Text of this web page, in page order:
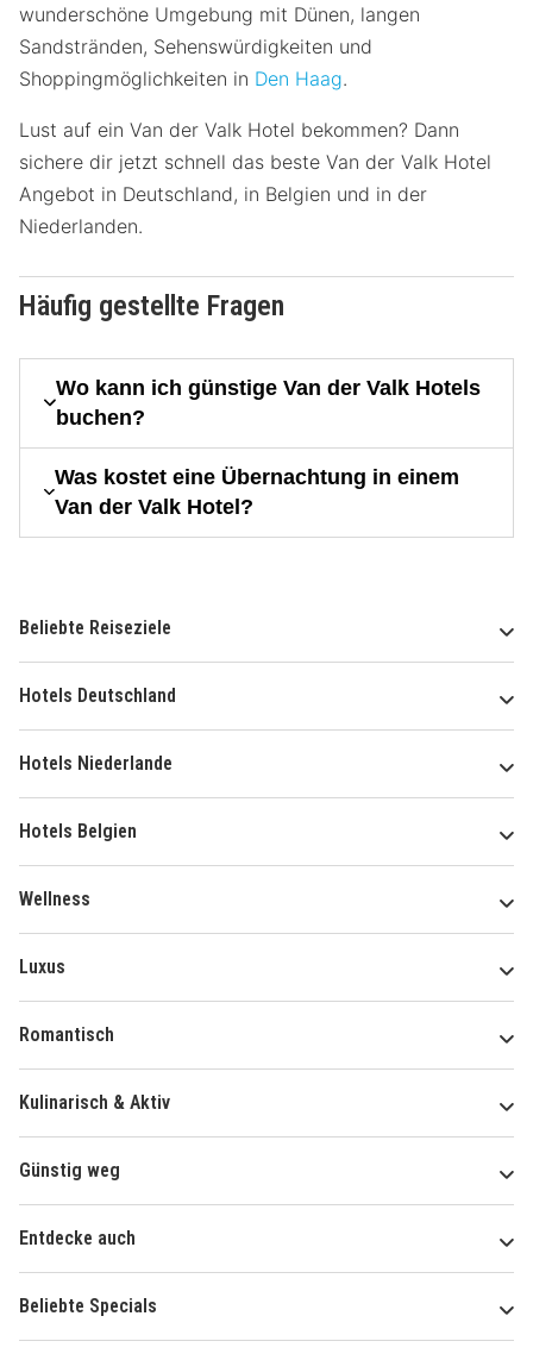
wunderschöne Umgebung mit Dünen, langen
Sandstränden, Sehenswürdigkeiten und
Shoppingmöglichkeiten in Den Haag.
Lust auf ein Van der Valk Hotel bekommen? Dann
sichere dir jetzt schnell das beste Van der Valk Hotel
Angebot in Deutschland, in Belgien und in der
Niederlanden.
Häufig gestellte Fragen
Wo kann ich günstige Van der Valk Hotels
buchen?
Was kostet eine Übernachtung in einem
Van der Valk Hotel?
Beliebte Reiseziele
Hotels Deutschland
Hotels Niederlande
Hotels Belgien
Wellness
Luxus
Romantisch
Kulinarisch & Aktiv
Günstig weg
Entdecke auch
Beliebte Specials